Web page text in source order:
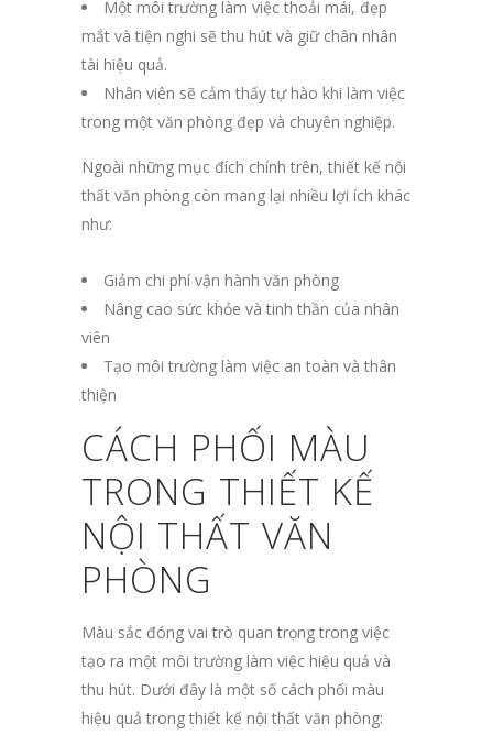
Một môi trường làm việc thoải mái, đẹp
mắt và tiện nghi sẽ thu hút và giữ chân nhân
tài hiệu quả.
Nhân viên sẽ cảm thấy tự hào khi làm việc
trong một văn phòng đẹp và chuyên nghiệp.
Ngoài những mục đích chính trên, thiết kế nội
thất văn phòng còn mang lại nhiều lợi ích khác
như:
Giảm chi phí vận hành văn phòng
Nâng cao sức khỏe và tinh thần của nhân
viên
Tạo môi trường làm việc an toàn và thân
thiện
CÁCH PHỐI MÀU
TRONG THIẾT KẾ
NỘI THẤT VĂN
PHÒNG
Màu sắc đóng vai trò quan trọng trong việc
tạo ra một môi trường làm việc hiệu quả và
thu hút. Dưới đây là một số cách phối màu
hiệu quả trong thiết kế nội thất văn phòng: